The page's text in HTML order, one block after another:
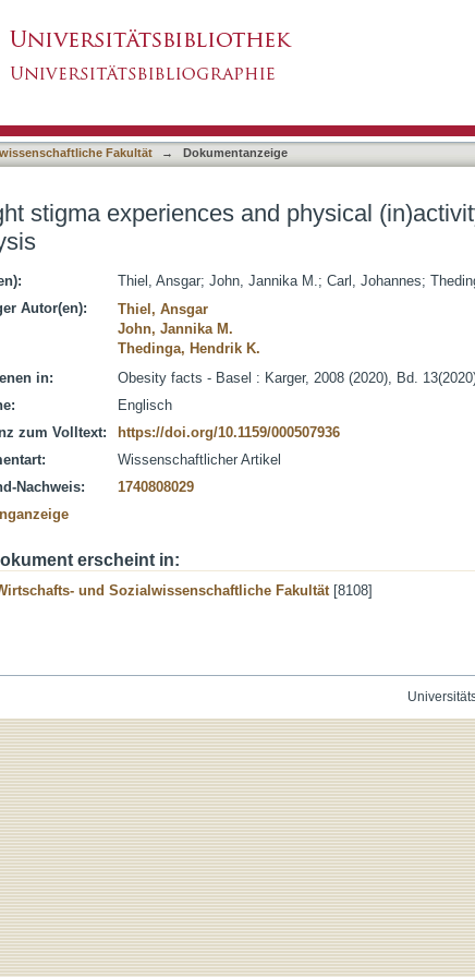
Fakultät → Dokumentanzeige
stigma experiences and physical
Thiel, Ansgar; John, Jannika M.; Carl, Johannes;
Autor(en):
Thiel, Ansgar
John, Jannika M.
Thedinga, Hendrik K.
in:
Obesity facts - Basel : Karger, 2008 (2020), Bd.
Englisch
zum Volltext:
https://doi.org/10.1159/000507936
Wissenschaftlicher Artikel
Nachweis:
1740808029
erscheint in:
und Sozialwissenschaftliche Fakultät[8108]